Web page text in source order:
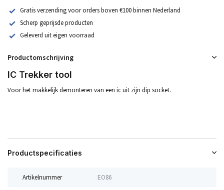
Gratis verzending voor orders boven €100 binnen Nederland
Scherp geprijsde producten
Geleverd uit eigen voorraad
Productomschrijving
IC Trekker tool
Voor het makkelijk demonteren van een ic uit zijn dip socket.
Productspecificaties
Artikelnummer EO86